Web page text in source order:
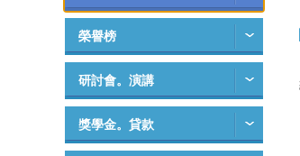
榮譽榜
研討會。演講
獎學金。貸款